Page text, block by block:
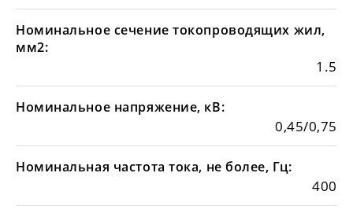
Номинальное сечение токопроводящих жил,
мм2:
1.5
Номинальное напряжение, кВ:
0,45/0,75
Номинальная частота тока, не более, Гц:
400